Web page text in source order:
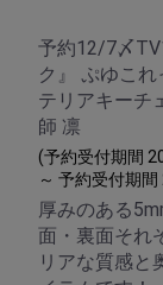
予約12/7〆
ク』 ぷゆこれ
テリアキーチ
師 凛
(予約受付期間
～ 予約受付期
厚みのある
面・裏面それ
リアな質感と